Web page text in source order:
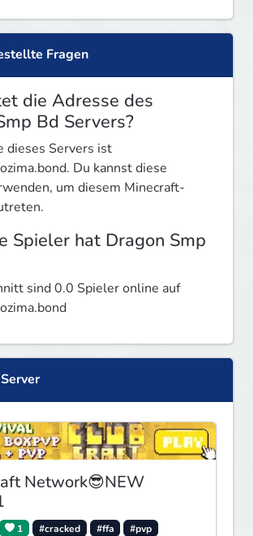
Fragen
die Adresse des
Bd Servers?
dieses Servers ist
Du kannst diese
um diesem Minecraft-
Spieler hat Dragon Smp
sind 0.0 Spieler online auf
Network😎NEW
1 #cracked #ffa
#pvp